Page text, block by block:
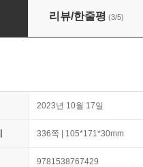
리뷰/한줄평 (3/5)
2023년 10월 17일
336쪽 | 105*171*30mm
9781538767429